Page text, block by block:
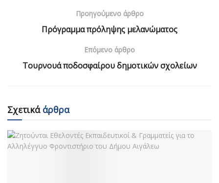
Προηγούμενο άρθρο
Πρόγραμμα πρόληψης μελανώματος
Επόμενο άρθρο
Τουρνουά ποδοσφαίρου δημοτικών σχολείων
Σχετικάάρθρα